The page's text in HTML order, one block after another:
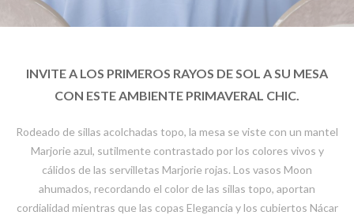
INVITE A LOS PRIMEROS RAYOS DE SOL A SU MESA
CON ESTE AMBIENTE PRIMAVERAL CHIC.
Rodeado de sillas acolchadas topo, la mesa se viste con un mantel
Marjorie azul, sutilmente contrastado por los colores vivos y
cálidos de las servilletas Marjorie rojas. Los vasos Moon
ahumados, recordando el color de las sillas topo, aportan
cordialidad mientras que las copas Elegancia y los cubiertos Nácar